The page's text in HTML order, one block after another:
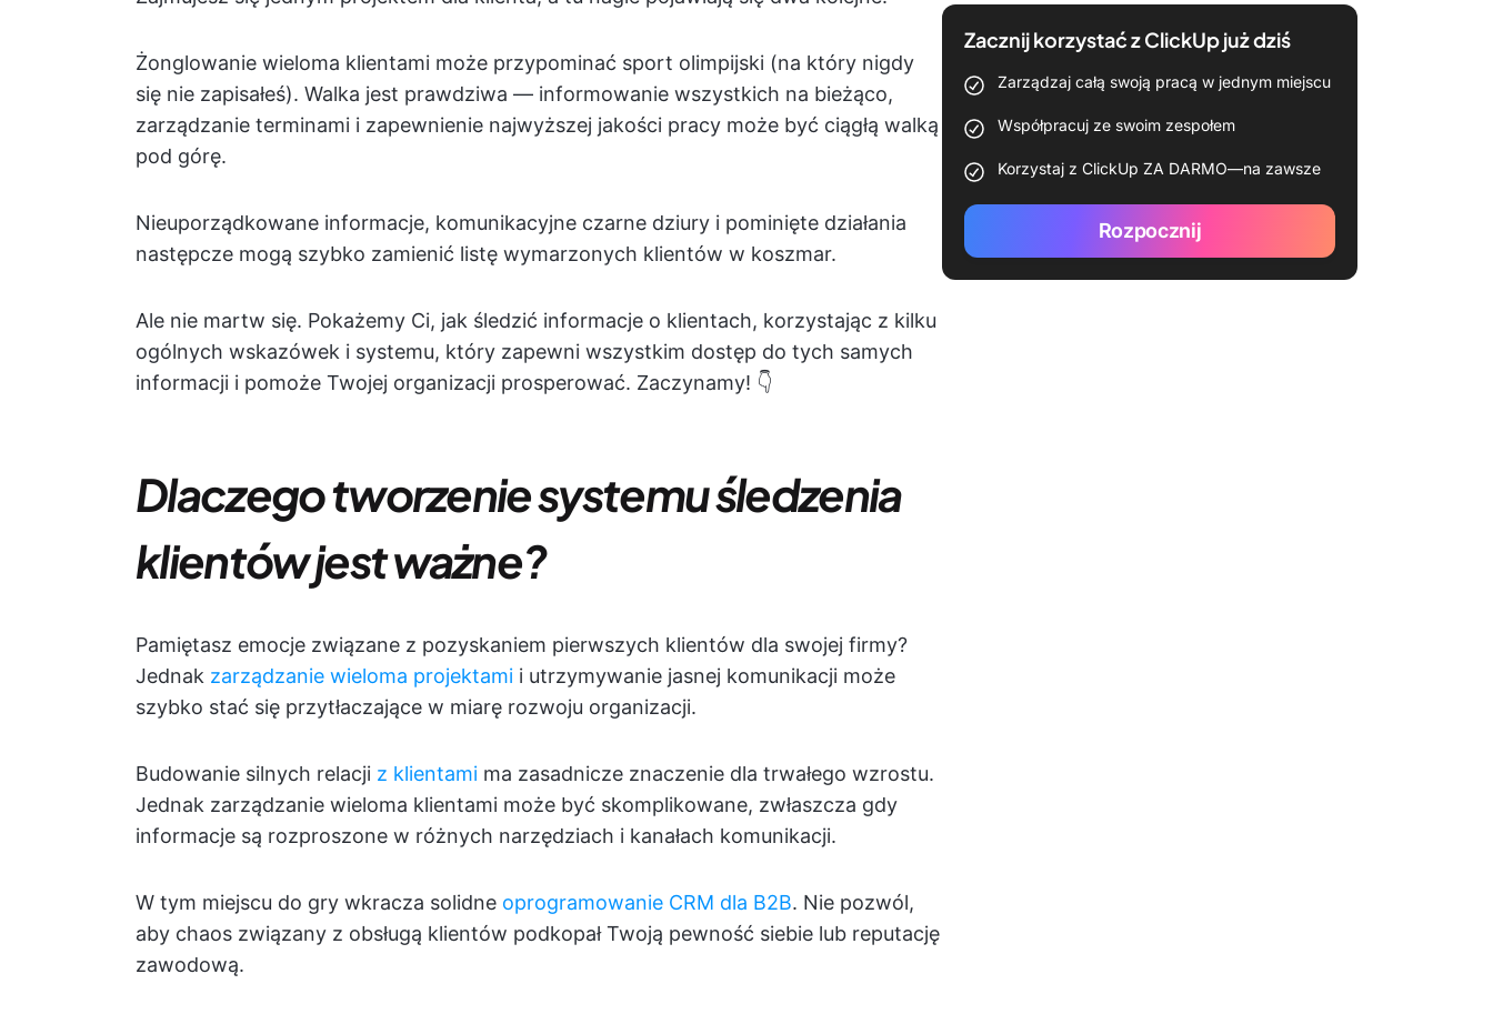
Żonglowanie wieloma klientami może przypominać sport olimpijski (na który nigdy
się nie zapisałeś). Walka jest prawdziwa — informowanie wszystkich na bieżąco,
zarządzanie terminami i zapewnienie najwyższej jakości pracy może być ciągłą walką
pod górę.
Nieuporządkowane informacje, komunikacyjne czarne dziury i pominięte działania
następcze mogą szybko zamienić listę wymarzonych klientów w koszmar.
Ale nie martw się. Pokażemy Ci, jak śledzić informacje o klientach, korzystając z kilku
ogólnych wskazówek i systemu, który zapewni wszystkim dostęp do tych samych
informacji i pomoże Twojej organizacji prosperować. Zaczynamy! 👇
Dlaczego tworzenie systemu śledzenia
klientów jest ważne?
Pamiętasz emocje związane z pozyskaniem pierwszych klientów dla swojej firmy?
Jednak zarządzanie wieloma projektami i utrzymywanie jasnej komunikacji może
szybko stać się przytłaczające w miarę rozwoju organizacji.
Budowanie silnych relacji z klientami ma zasadnicze znaczenie dla trwałego wzrostu.
Jednak zarządzanie wieloma klientami może być skomplikowane, zwłaszcza gdy
informacje są rozproszone w różnych narzędziach i kanałach komunikacji.
W tym miejscu do gry wkracza solidne oprogramowanie CRM dla B2B. Nie pozwól,
aby chaos związany z obsługą klientów podkopał Twoją pewność siebie lub reputację
zawodową.
Zacznij korzystać z ClickUp już dziś
Zarządzaj całą swoją pracą w jednym miejscu
Współpracuj ze swoim zespołem
Korzystaj z ClickUp ZA DARMO—na zawsze
Rozpocznij